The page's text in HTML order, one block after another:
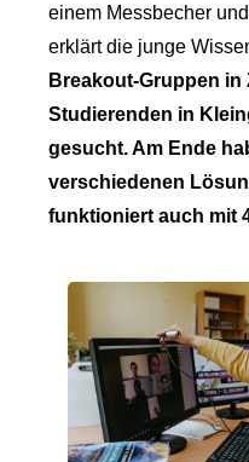
einem Messbecher
erklärt die junge
Breakout-Gruppen in
Studierenden in
gesucht. Am Ende
verschiedenen
funktioniert auch mit